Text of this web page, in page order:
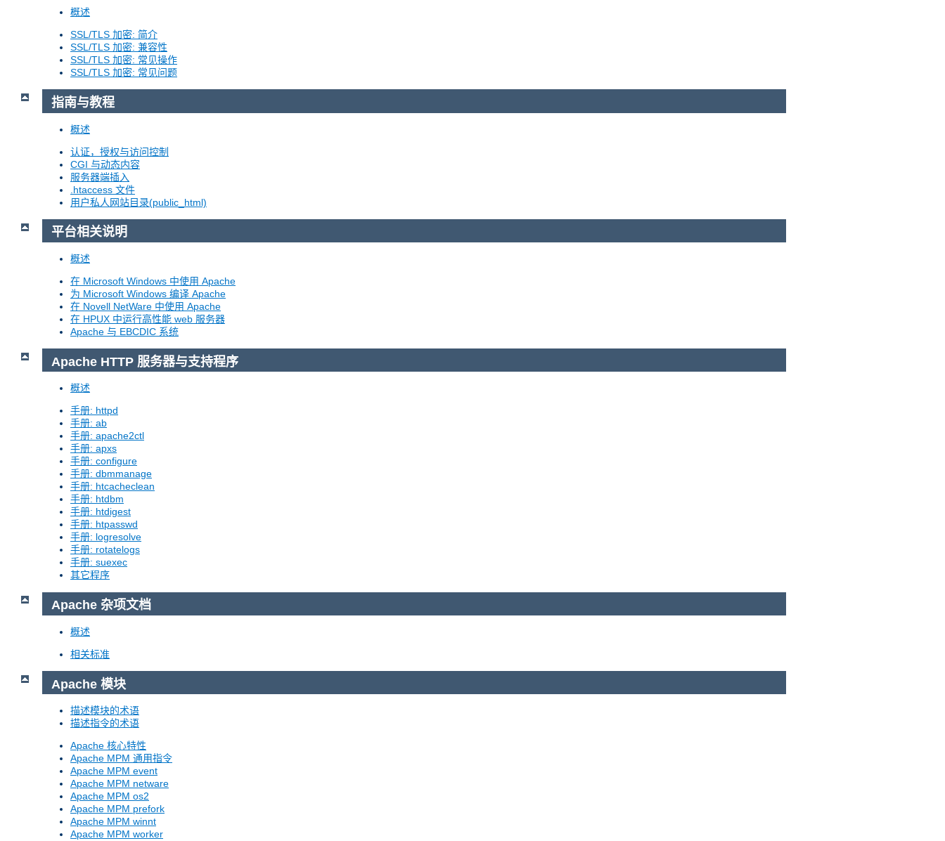
概述
SSL/TLS 加密: 简介
SSL/TLS 加密: 兼容性
SSL/TLS 加密: 常见操作
SSL/TLS 加密: 常见问题
指南与教程
概述
认证，授权与访问控制
CGI 与动态内容
服务器端插入
.htaccess 文件
用户私人网站目录(public_html)
平台相关说明
概述
在 Microsoft Windows 中使用 Apache
为 Microsoft Windows 编译 Apache
在 Novell NetWare 中使用 Apache
在 HPUX 中运行高性能 web 服务器
Apache 与 EBCDIC 系统
Apache HTTP 服务器与支持程序
概述
手册: httpd
手册: ab
手册: apache2ctl
手册: apxs
手册: configure
手册: dbmmanage
手册: htcacheclean
手册: htdbm
手册: htdigest
手册: htpasswd
手册: logresolve
手册: rotatelogs
手册: suexec
其它程序
Apache 杂项文档
概述
相关标准
Apache 模块
描述模块的术语
描述指令的术语
Apache 核心特性
Apache MPM 通用指令
Apache MPM event
Apache MPM netware
Apache MPM os2
Apache MPM prefork
Apache MPM winnt
Apache MPM worker